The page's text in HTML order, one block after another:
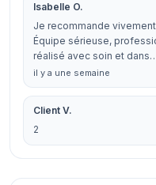
Isabelle O.
Je recommande vivement
Équipe sérieuse,
réalisé avec soin et
il y a une semaine
Client V.
2